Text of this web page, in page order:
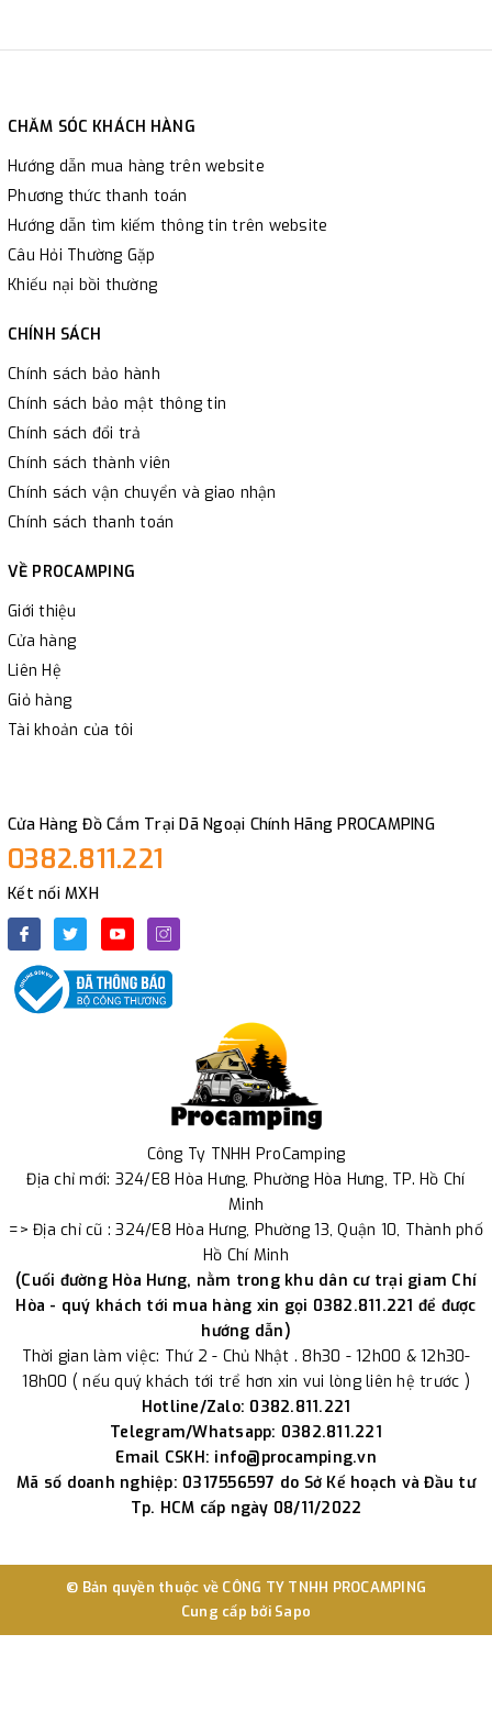
CHĂM SÓC KHÁCH HÀNG
Hướng dẫn mua hàng trên website
Phương thức thanh toán
Hướng dẫn tìm kiếm thông tin trên website
Câu Hỏi Thường Gặp
Khiếu nại bồi thường
CHÍNH SÁCH
Chính sách bảo hành
Chính sách bảo mật thông tin
Chính sách đổi trả
Chính sách thành viên
Chính sách vận chuyển và giao nhận
Chính sách thanh toán
VỀ PROCAMPING
Giới thiệu
Cửa hàng
Liên Hệ
Giỏ hàng
Tài khoản của tôi
Cửa Hàng Đồ Cắm Trại Dã Ngoại Chính Hãng PROCAMPING
0382.811.221
Kết nối MXH
Công Ty TNHH ProCamping
Địa chỉ mới: 324/E8 Hòa Hưng, Phường Hòa Hưng, TP. Hồ Chí
Minh
=> Địa chỉ cũ : 324/E8 Hòa Hưng, Phường 13, Quận 10, Thành phố
Hồ Chí Minh
(Cuối đường Hòa Hưng, nằm trong khu dân cư trại giam Chí
Hòa - quý khách tới mua hàng xin gọi 0382.811.221 để được
hướng dẫn)
Thời gian làm việc: Thứ 2 - Chủ Nhật . 8h30 - 12h00 & 12h30-
18h00 ( nếu quý khách tới trể hơn xin vui lòng liên hệ trước )
Hotline/Zalo: 0382.811.221
Telegram/Whatsapp: 0382.811.221
Email CSKH: info@procamping.vn
Mã số doanh nghiệp: 0317556597 do Sở Kế hoạch và Đầu tư
Tp. HCM cấp ngày 08/11/2022
© Bản quyền thuộc về CÔNG TY TNHH PROCAMPING
Cung cấp bởi Sapo